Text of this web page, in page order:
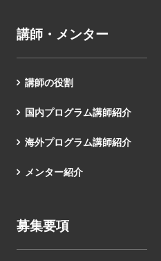
講師・メンター
講師の役割
国内プログラム講師紹介
海外プログラム講師紹介
メンター紹介
募集要項